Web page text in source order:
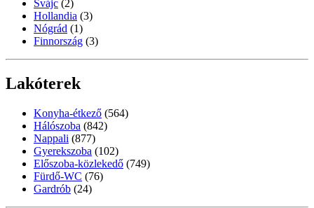
Svájc (2)
Hollandia (3)
Nógrád (1)
Finnország (3)
Lakóterek
Konyha-étkező (564)
Hálószoba (842)
Nappali (877)
Gyerekszoba (102)
Előszoba-közlekedő (749)
Fürdő-WC (76)
Gardrób (24)